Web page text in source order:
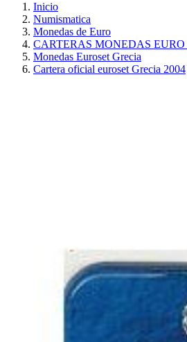
Inicio
Numismatica
Monedas de Euro
CARTERAS MONEDAS EURO
Monedas Euroset Grecia
Cartera oficial euroset Grecia 2004